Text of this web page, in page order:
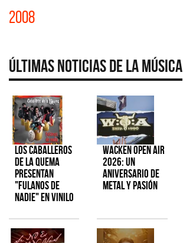
2008
Últimas Noticias de la Música
Los Caballeros
de la Quema
presentan
"Fulanos de
Nadie" en vinilo
Wacken Open Air
2026: Un
aniversario de
metal y pasión